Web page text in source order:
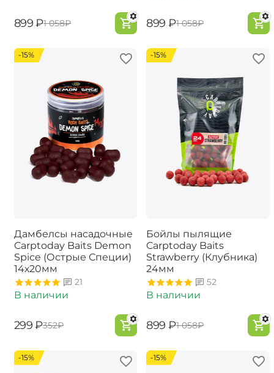
‍899‍ ₽‍1 058‍₽ ‍899‍ ₽‍1 058‍₽
-15%
Дамбелсы насадочные
Carptoday Baits Demon
Spice (Острые Специи)
14х20мм
21
В наличии
‍299‍ ₽‍352‍₽
-15%
Бойлы пылящие
Carptoday Baits
Strawberry (Клубника)
24мм
52
В наличии
‍899‍ ₽‍1 058‍₽
-15% -15%